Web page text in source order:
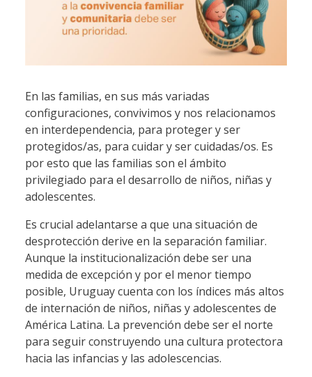
En las familias, en sus más variadas
configuraciones, convivimos y nos relacionamos
en interdependencia, para proteger y ser
protegidos/as, para cuidar y ser cuidadas/os. Es
por esto que las familias son el ámbito
privilegiado para el desarrollo de niños, niñas y
adolescentes.
Es crucial adelantarse a que una situación de
desprotección derive en la separación familiar.
Aunque la institucionalización debe ser una
medida de excepción y por el menor tiempo
posible, Uruguay cuenta con los índices más altos
de internación de niños, niñas y adolescentes de
América Latina. La prevención debe ser el norte
para seguir construyendo una cultura protectora
hacia las infancias y las adolescencias.